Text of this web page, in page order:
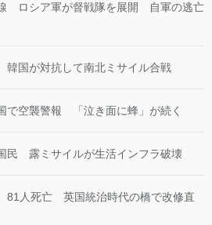
ロシア軍が督戦隊を展開 自軍の逃亡
国が対抗して南北ミサイル合戦
で空襲警報 「泣き面に蜂」が続く
民 露ミサイルが生活インフラ破壊
81人死亡 英国統治時代の橋で改修直